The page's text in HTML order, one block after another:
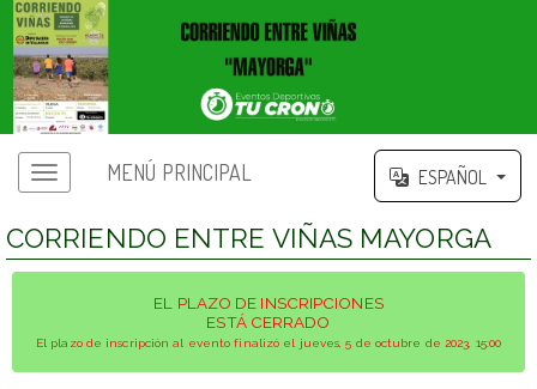
MENÚ PRINCIPAL ESPAÑOL
CORRIENDO ENTRE VIÑAS MAYORGA
EL PLAZO DE INSCRIPCIONES
ESTÁ CERRADO
El plazo de inscripción al evento finalizó el jueves, 5 de octubre de 2023, 15:00